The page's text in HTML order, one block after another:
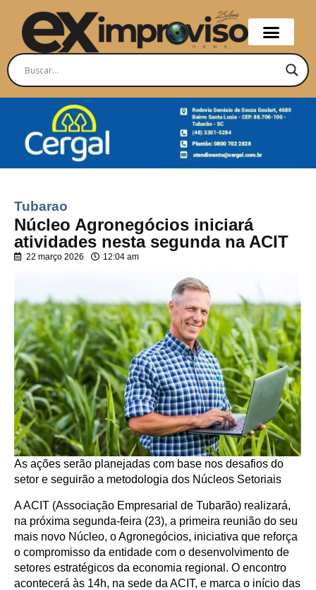
Tubarao
Núcleo Agronegócios iniciará
atividades nesta segunda na ACIT
22 março 2026 12:04 am
As ações serão planejadas com base nos desafios do
setor e seguirão a metodologia dos Núcleos Setoriais
A ACIT (Associação Empresarial de Tubarão) realizará,
na próxima segunda-feira (23), a primeira reunião do seu
mais novo Núcleo, o Agronegócios, iniciativa que reforça
o compromisso da entidade com o desenvolvimento de
setores estratégicos da economia regional. O encontro
acontecerá às 14h, na sede da ACIT, e marca o início das